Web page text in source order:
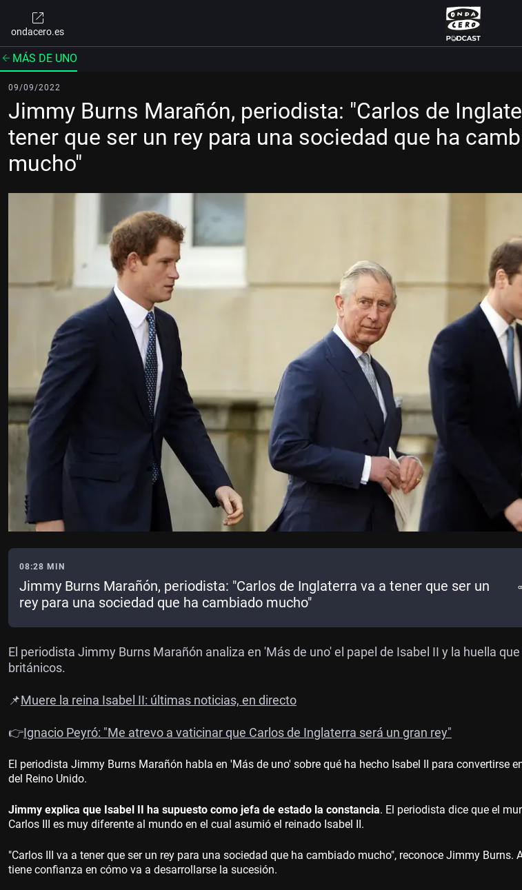
ondacero.es
MÁS DE UNO
09/09/2022
Jimmy Burns Marañón, periodista: "Carlos de
tener que ser un rey para una sociedad que ha
mucho"
08:28 MIN
Jimmy Burns Marañón, periodista: "Carlos de Inglaterra va a tener que ser un
rey para una sociedad que ha cambiado mucho"
El periodista Jimmy Burns Marañón analiza en 'Más de uno' el papel de Isabel II y la huella
británicos.
📌Muere la reina Isabel II: últimas noticias, en directo
👉Ignacio Peyró: "Me atrevo a vaticinar que Carlos de Inglaterra será un gran rey"
El periodista Jimmy Burns Marañón habla en 'Más de uno' sobre qué ha hecho Isabel II para convertirse
del Reino Unido.
Jimmy explica que Isabel II ha supuesto como jefa de estado la constancia. El periodista dice que el
Carlos III es muy diferente al mundo en el cual asumió el reinado Isabel II.
"Carlos III va a tener que ser un rey para una sociedad que ha cambiado mucho", reconoce Jimmy Burns.
tiene confianza en cómo va a desarrollarse la sucesión.